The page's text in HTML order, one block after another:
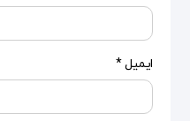
ایمیل*